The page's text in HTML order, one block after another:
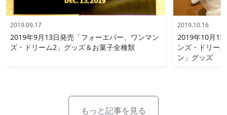
2019.09.17
2019年9月13日発売「フォーエバー、ワンマン
ズ・ドリーム2」グッズ＆お菓子全種類
2019.10.16
2019年10月15
ンズ・ドリー
ン」グッズ
もっと記事を見る